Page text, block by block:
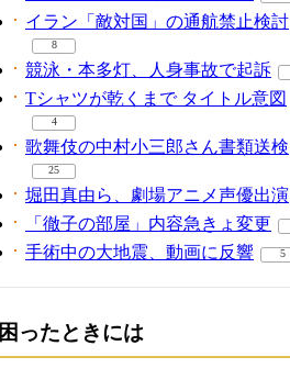
イラン「敵対国」の通航禁止検討
8
競泳・本多灯、人身事故で起訴
Tシャツが乾くまで タイトル意図
4
歌舞伎の中村小三郎さん書類送検
25
堀田真由ら、劇場アニメ声優出演
「徹子の部屋」内容急きょ変更
手術中の大地震、動画に反響 5
困ったときには